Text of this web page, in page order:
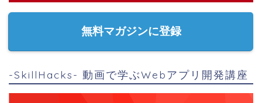
無料マガジンに登録
-SkillHacks- 動画で学ぶWebアプリ開発講座